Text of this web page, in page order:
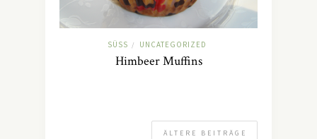
SÜSS / UNCATEGORIZED
Himbeer Muffins
ÄLTERE BEITRÄGE